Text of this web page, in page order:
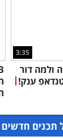
3:35
ולמה דור
ענק!
תכנים